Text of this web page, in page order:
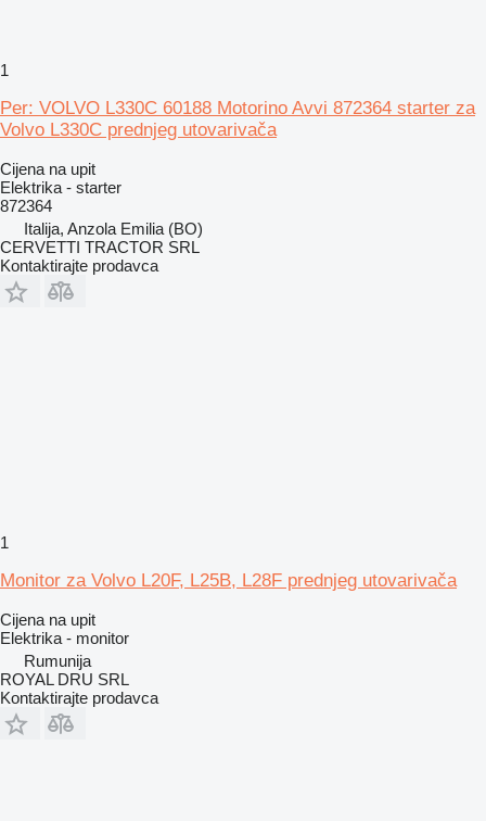
1
Per: VOLVO L330C 60188 Motorino Avvi 872364 starter za
Volvo L330C prednjeg utovarivača
Cijena na upit
Elektrika - starter
872364
Italija, Anzola Emilia (BO)
CERVETTI TRACTOR SRL
Kontaktirajte prodavca
1
Monitor za Volvo L20F, L25B, L28F prednjeg utovarivača
Cijena na upit
Elektrika - monitor
Rumunija
ROYAL DRU SRL
Kontaktirajte prodavca